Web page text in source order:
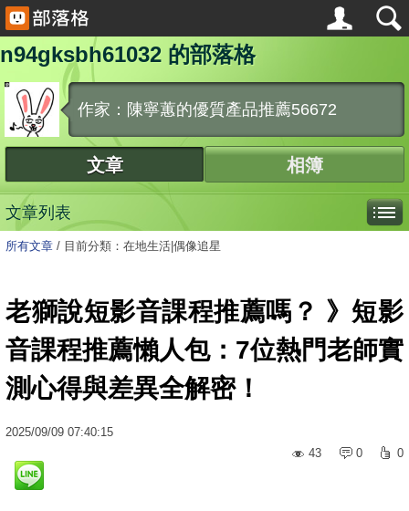
n94gksbh61032 的部落格
作家：陳寧蕙的優質產品推薦56672
文章 相簿
文章列表
所有文章 / 目前分類：在地生活|偶像追星
老獅說短影音課程推薦嗎？ 》短影
音課程推薦懶人包：7位熱門老師實
測心得與差異全解密！
2025/09/09 07:40:15
43
0 0